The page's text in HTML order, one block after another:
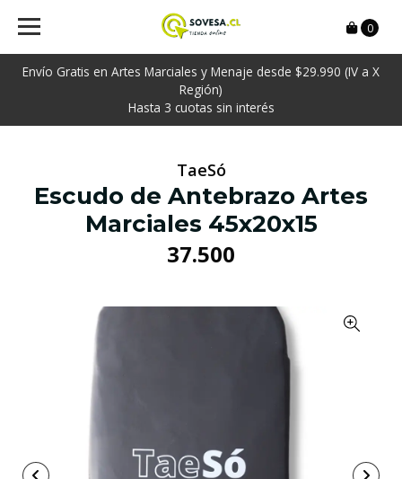
Envío Gratis en Artes Marciales y Menaje desde $29.990 (IV a X
Región)
Hasta 3 cuotas sin interés
0
TaeSó
Escudo de Antebrazo Artes
Marciales 45x20x15
37.500